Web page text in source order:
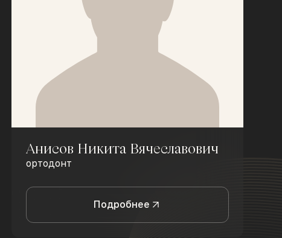
Анисов Никита Вячеславович
ортодонт
Подробнее